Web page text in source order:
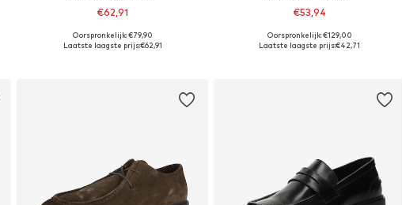
€62,91
Beschikbaar in vele maten
Oorspronkelijk: €79,90
Laatste laagste prijs:€62,91
€53,94
Beschikbaar in vele maten
Oorspronkelijk: €129,00
Laatste laagste prijs:€42,71